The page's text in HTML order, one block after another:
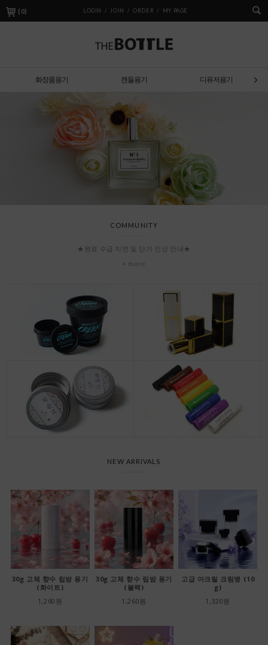
( 0) LOGIN / JOIN / ORDER / MY PAGE
화장품용기 캔들용기 디퓨저용기
COMMUNITY
★원료 수급 지연 및 단가 인상 안내★
+ more
NEW ARRIVALS
30g 고체 향수 립밤 용기
(화이트)
1,260원
30g 고체 향수 립밤 용기
(블랙)
1,260원
고급 아크릴 크림병 (10
g)
1,320원